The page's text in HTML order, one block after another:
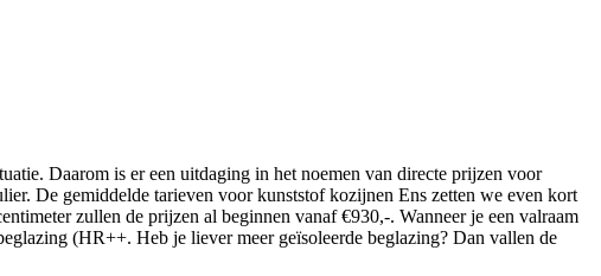
Daarom is er een uitdaging in het noemen van directe prijzen voor
De gemiddelde tarieven voor kunststof kozijnen Ens zetten we even kort
zullen de prijzen al beginnen vanaf €930,-. Wanneer je een valraam
(HR++. Heb je liever meer geïsoleerde beglazing? Dan vallen de